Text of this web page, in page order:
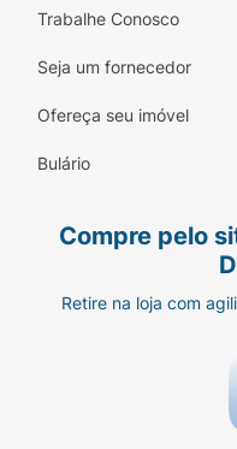
Trabalhe Conosco
Seja um fornecedor
Ofereça seu imóvel
Bulário
Compre pelo
Retire na loja com